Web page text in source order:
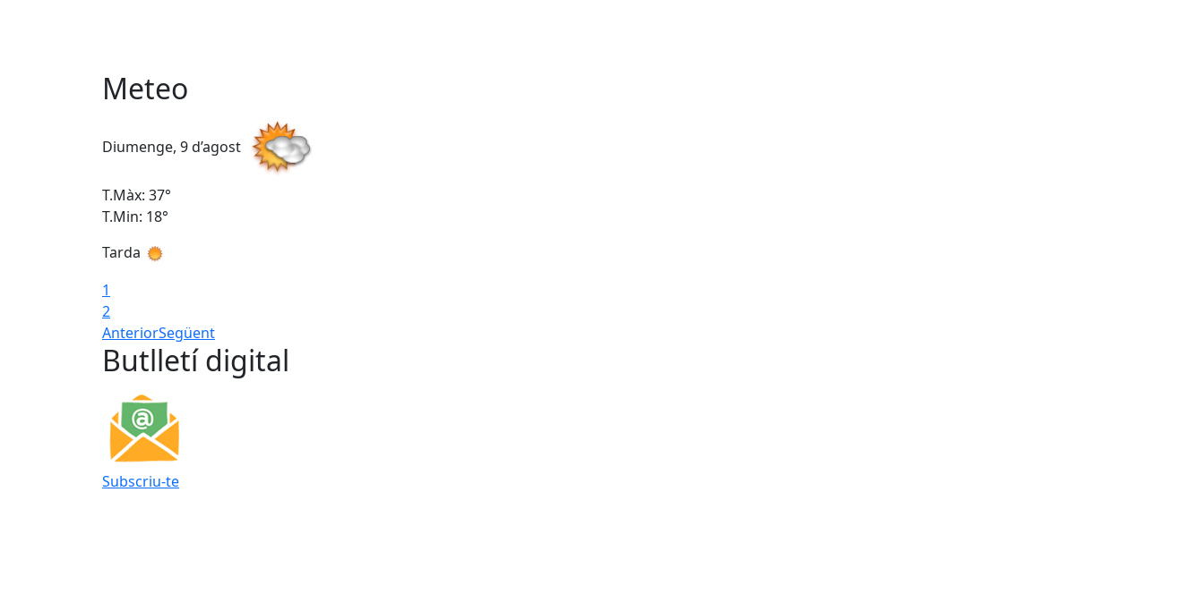
Meteo
Diumenge, 9 d’agost
T.Màx: 37°
T.Min: 18°
Tarda
1
2
AnteriorSegüent
Butlletí digital
Subscriu-te